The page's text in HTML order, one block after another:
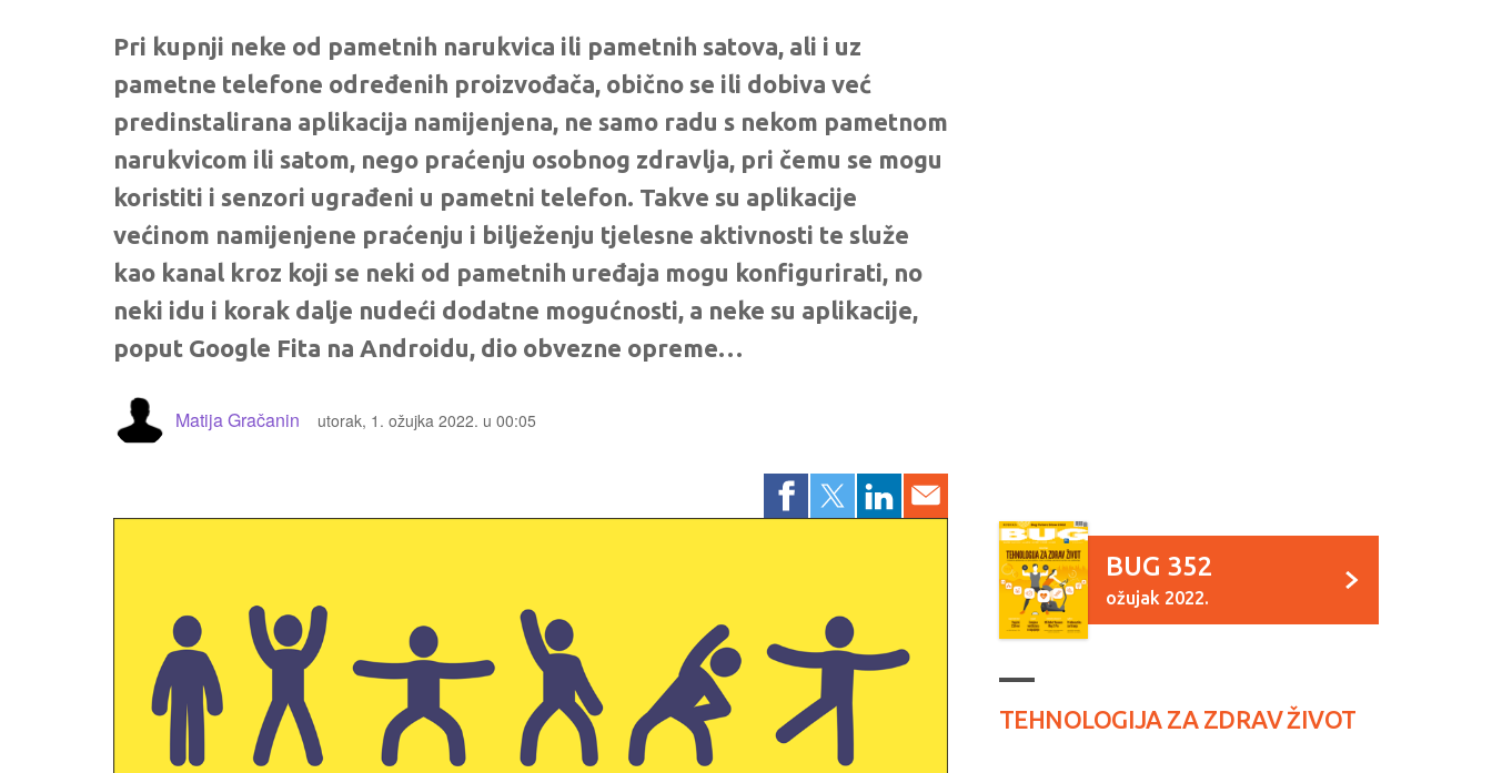
Pri kupnji neke od pametnih narukvica ili pametnih satova, ali i uz
pametne telefone određenih proizvođača, obično se ili dobiva već
predinstalirana aplikacija namijenjena, ne samo radu s nekom pametnom
narukvicom ili satom, nego praćenju osobnog zdravlja, pri čemu se mogu
koristiti i senzori ugrađeni u pametni telefon. Takve su aplikacije
većinom namijenjene praćenju i bilježenju tjelesne aktivnosti te služe
kao kanal kroz koji se neki od pametnih uređaja mogu konfigurirati, no
neki idu i korak dalje nudeći dodatne mogućnosti, a neke su aplikacije,
poput Google Fita na Androidu, dio obvezne opreme…
Matija Gračanin utorak, 1. ožujka 2022. u 00:05
BUG 352
ožujak 2022.
TEHNOLOGIJA ZA ZDRAV ŽIVOT